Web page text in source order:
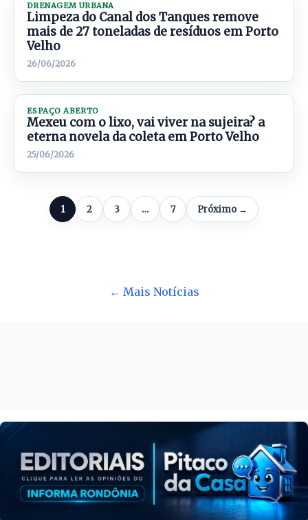
DRENAGEM URBANA
Limpeza do Canal dos Tanques remove
mais de 27 toneladas de resíduos em Porto
Velho
26/06/2026
ESPAÇO ABERTO
Mexeu com o lixo, vai viver na sujeira? a
eterna novela da coleta em Porto Velho
25/06/2026
1 2 3 … 7 Próximo →
← Mais Notícias